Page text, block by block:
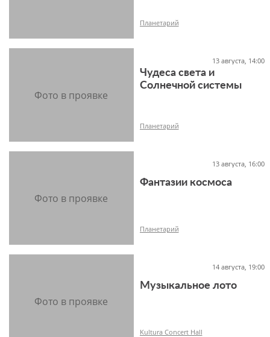
Планетарий
13 августа, 14:00
Чудеса света и
Солнечной системы
Планетарий
13 августа, 16:00
Фантазии космоса
Планетарий
14 августа, 19:00
Музыкальное лото
Kultura Concert Hall